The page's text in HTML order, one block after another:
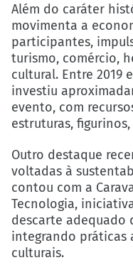
Além do caráter
movimenta a
participantes,
turismo, comércio,
cultural. Entre 2019
investiu
evento, com
estruturas,
Outro destaque
voltadas à
contou com a
Tecnologia,
descarte adequado
integrando práticas
culturais.